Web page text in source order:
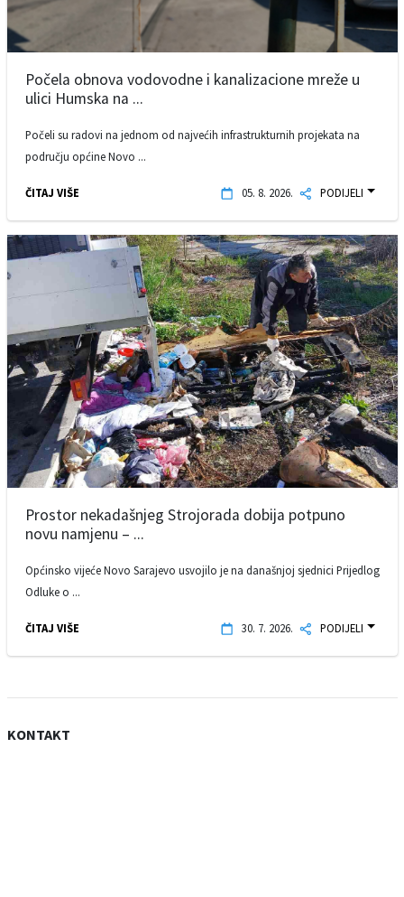
Počela obnova vodovodne i kanalizacione mreže u
ulici Humska na ...
Počeli su radovi na jednom od najvećih infrastrukturnih projekata na
području općine Novo ...
ČITAJ VIŠE 05. 8. 2026. PODIJELI
Prostor nekadašnjeg Strojorada dobija potpuno
novu namjenu – ...
Općinsko vijeće Novo Sarajevo usvojilo je na današnjoj sjednici Prijedlog
Odluke o ...
ČITAJ VIŠE 30. 7. 2026. PODIJELI
KONTAKT